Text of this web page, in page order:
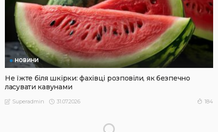
НОВИНИ
Не їжте біля шкірки: фахівці розповіли, як безпечно
ласувати кавунами
Superadmin 31.07.2026 184